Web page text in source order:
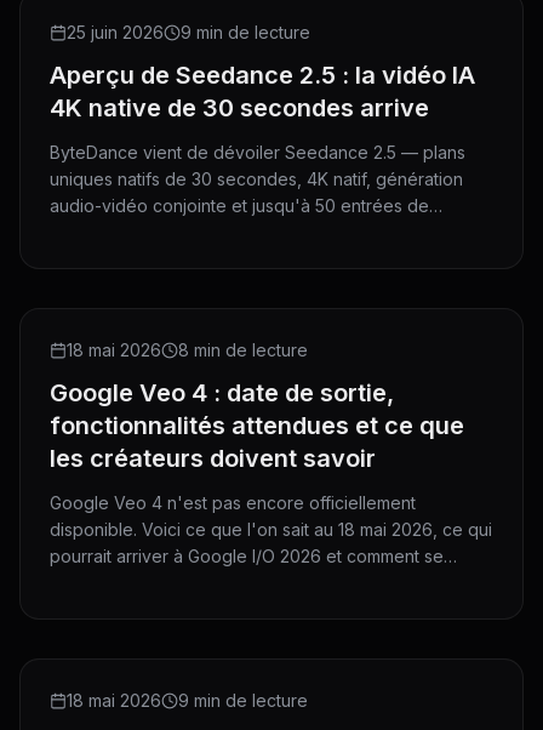
PREVIEW
25 juin 2026 9 min de lecture
Aperçu de Seedance 2.5 : la vidéo IA
4K native de 30 secondes arrive
ByteDance vient de dévoiler Seedance 2.5 — plans
uniques natifs de 30 secondes, 4K natif, génération
audio-vidéo conjointe et jusqu'à 50 entrées de
NEWS
18 mai 2026 8 min de lecture
Google Veo 4 : date de sortie,
fonctionnalités attendues et ce que
les créateurs doivent savoir
Google Veo 4 n'est pas encore officiellement
disponible. Voici ce que l'on sait au 18 mai 2026, ce qui
pourrait arriver à Google I/O 2026 et comment se
COMPARISON
18 mai 2026 9 min de lecture